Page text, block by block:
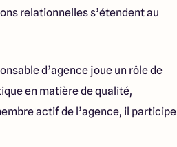
relationnelles s’étendent au
d’agence joue un rôle de
en matière de qualité,
actif de l’agence, il participe